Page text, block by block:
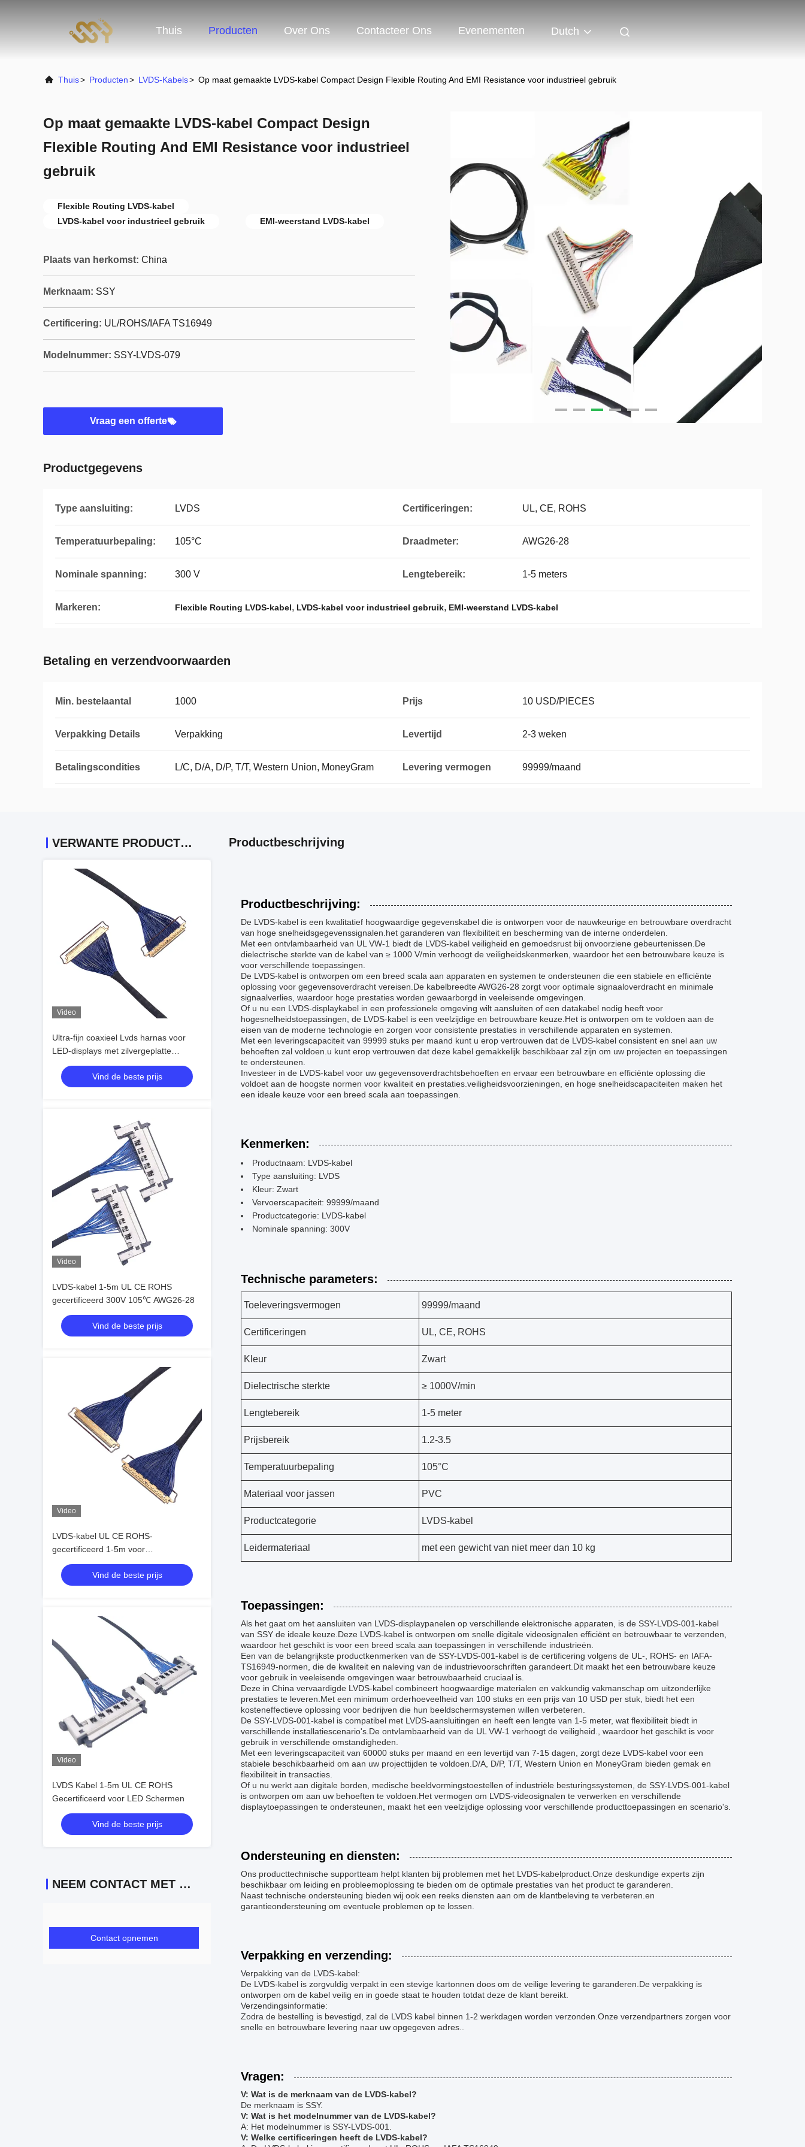
Thuis Producten Over Ons Contacteer Ons Evenementen Dutch
Thuis> Producten> LVDS-Kabels> Op maat gemaakte LVDS-kabel Compact Design Flexible Routing And EMI Resistance voor industrieel gebruik
Op maat gemaakte LVDS-kabel Compact Design
Flexible Routing And EMI Resistance voor industrieel
gebruik
Flexible Routing LVDS-kabel
LVDS-kabel voor industrieel gebruik
EMI-weerstand LVDS-kabel
Plaats van herkomst: China
Merknaam: SSY
Certificering: UL/ROHS/IAFA TS16949
Modelnummer: SSY-LVDS-079
Vraag een offerte
Productgegevens
Type aansluiting: LVDS Certificeringen: UL, CE, ROHS
Temperatuurbepaling: 105°C Draadmeter: AWG26-28
Nominale spanning: 300 V Lengtebereik: 1-5 meters
Markeren: Flexible Routing LVDS-kabel, LVDS-kabel voor industrieel gebruik, EMI-weerstand LVDS-kabel
Betaling en verzendvoorwaarden
Min. bestelaantal 1000 Prijs 10 USD/PIECES
Verpakking Details Verpakking Levertijd 2-3 weken
Betalingscondities L/C, D/A, D/P, T/T, Western Union, MoneyGram Levering vermogen 99999/maand
VERWANTE PRODUCTEN
Video
Ultra-fijn coaxieel Lvds harnas voor
LED-displays met zilvergeplatte
vergrendeling, betrouwbare
producenten van draadharnassen
Vind de beste prijs
Video
LVDS-kabel 1-5m UL CE ROHS
gecertificeerd 300V 105℃ AWG26-28
Vind de beste prijs
Video
LVDS-kabel UL CE ROHS-
gecertificeerd 1-5m voor
hogesnelheidsgegevensoverdracht
Vind de beste prijs
Video
LVDS Kabel 1-5m UL CE ROHS
Gecertificeerd voor LED Schermen
Vind de beste prijs
NEEM CONTACT MET ONS OP
Contact opnemen
Productbeschrijving
Productbeschrijving:
De LVDS-kabel is een kwalitatief hoogwaardige gegevenskabel die is ontworpen voor de nauwkeurige en betrouwbare overdracht
van hoge snelheidsgegevenssignalen.het garanderen van flexibiliteit en bescherming van de interne onderdelen.
Met een ontvlambaarheid van UL VW-1 biedt de LVDS-kabel veiligheid en gemoedsrust bij onvoorziene gebeurtenissen.De
dielectrische sterkte van de kabel van ≥ 1000 V/min verhoogt de veiligheidskenmerken, waardoor het een betrouwbare keuze is
voor verschillende toepassingen.
De LVDS-kabel is ontworpen om een breed scala aan apparaten en systemen te ondersteunen die een stabiele en efficiënte
oplossing voor gegevensoverdracht vereisen.De kabelbreedte AWG26-28 zorgt voor optimale signaaloverdracht en minimale
signaalverlies, waardoor hoge prestaties worden gewaarborgd in veeleisende omgevingen.
Of u nu een LVDS-displaykabel in een professionele omgeving wilt aansluiten of een datakabel nodig heeft voor
hogesnelheidstoepassingen, de LVDS-kabel is een veelzijdige en betrouwbare keuze.Het is ontworpen om te voldoen aan de
eisen van de moderne technologie en zorgen voor consistente prestaties in verschillende apparaten en systemen.
Met een leveringscapaciteit van 99999 stuks per maand kunt u erop vertrouwen dat de LVDS-kabel consistent en snel aan uw
behoeften zal voldoen.u kunt erop vertrouwen dat deze kabel gemakkelijk beschikbaar zal zijn om uw projecten en toepassingen
te ondersteunen.
Investeer in de LVDS-kabel voor uw gegevensoverdrachtsbehoeften en ervaar een betrouwbare en efficiënte oplossing die
voldoet aan de hoogste normen voor kwaliteit en prestaties.veiligheidsvoorzieningen, en hoge snelheidscapaciteiten maken het
een ideale keuze voor een breed scala aan toepassingen.
Kenmerken:
Productnaam: LVDS-kabel
Type aansluiting: LVDS
Kleur: Zwart
Vervoerscapaciteit: 99999/maand
Productcategorie: LVDS-kabel
Nominale spanning: 300V
Technische parameters:
Toeleveringsvermogen 99999/maand
Certificeringen UL, CE, ROHS
Kleur Zwart
Dielectrische sterkte ≥ 1000V/min
Lengtebereik 1-5 meter
Prijsbereik 1.2-3.5
Temperatuurbepaling 105°C
Materiaal voor jassen PVC
Productcategorie LVDS-kabel
Leidermateriaal met een gewicht van niet meer dan 10 kg
Toepassingen:
Als het gaat om het aansluiten van LVDS-displaypanelen op verschillende elektronische apparaten, is de SSY-LVDS-001-kabel
van SSY de ideale keuze.Deze LVDS-kabel is ontworpen om snelle digitale videosignalen efficiënt en betrouwbaar te verzenden,
waardoor het geschikt is voor een breed scala aan toepassingen in verschillende industrieën.
Een van de belangrijkste productkenmerken van de SSY-LVDS-001-kabel is de certificering volgens de UL-, ROHS- en IAFA-
TS16949-normen, die de kwaliteit en naleving van de industrievoorschriften garandeert.Dit maakt het een betrouwbare keuze
voor gebruik in veeleisende omgevingen waar betrouwbaarheid cruciaal is.
Deze in China vervaardigde LVDS-kabel combineert hoogwaardige materialen en vakkundig vakmanschap om uitzonderlijke
prestaties te leveren.Met een minimum orderhoeveelheid van 100 stuks en een prijs van 10 USD per stuk, biedt het een
kosteneffectieve oplossing voor bedrijven die hun beeldschermsystemen willen verbeteren.
De SSY-LVDS-001-kabel is compatibel met LVDS-aansluitingen en heeft een lengte van 1-5 meter, wat flexibiliteit biedt in
verschillende installatiescenario's.De ontvlambaarheid van de UL VW-1 verhoogt de veiligheid., waardoor het geschikt is voor
gebruik in verschillende omstandigheden.
Met een leveringscapaciteit van 60000 stuks per maand en een levertijd van 7-15 dagen, zorgt deze LVDS-kabel voor een
stabiele beschikbaarheid om aan uw projecttijden te voldoen.D/A, D/P, T/T, Western Union en MoneyGram bieden gemak en
flexibiliteit in transacties.
Of u nu werkt aan digitale borden, medische beeldvormingstoestellen of industriële besturingssystemen, de SSY-LVDS-001-kabel
is ontworpen om aan uw behoeften te voldoen.Het vermogen om LVDS-videosignalen te verwerken en verschillende
displaytoepassingen te ondersteunen, maakt het een veelzijdige oplossing voor verschillende producttoepassingen en scenario's.
Ondersteuning en diensten:
Ons producttechnische supportteam helpt klanten bij problemen met het LVDS-kabelproduct.Onze deskundige experts zijn
beschikbaar om leiding en probleemoplossing te bieden om de optimale prestaties van het product te garanderen.
Naast technische ondersteuning bieden wij ook een reeks diensten aan om de klantbeleving te verbeteren.en
garantieondersteuning om eventuele problemen op te lossen.
Verpakking en verzending:
Verpakking van de LVDS-kabel:
De LVDS-kabel is zorgvuldig verpakt in een stevige kartonnen doos om de veilige levering te garanderen.De verpakking is
ontworpen om de kabel veilig en in goede staat te houden totdat deze de klant bereikt.
Verzendingsinformatie:
Zodra de bestelling is bevestigd, zal de LVDS kabel binnen 1-2 werkdagen worden verzonden.Onze verzendpartners zorgen voor
snelle en betrouwbare levering naar uw opgegeven adres..
Vragen:
V: Wat is de merknaam van de LVDS-kabel?
De merknaam is SSY.
V: Wat is het modelnummer van de LVDS-kabel?
A: Het modelnummer is SSY-LVDS-001.
V: Welke certificeringen heeft de LVDS-kabel?